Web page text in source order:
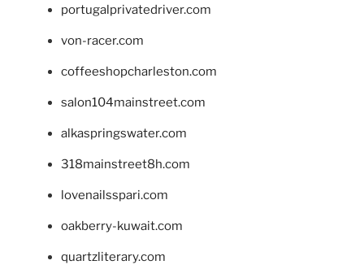
portugalprivatedriver.com
von-racer.com
coffeeshopcharleston.com
salon104mainstreet.com
alkaspringswater.com
318mainstreet8h.com
lovenailsspari.com
oakberry-kuwait.com
quartzliterary.com